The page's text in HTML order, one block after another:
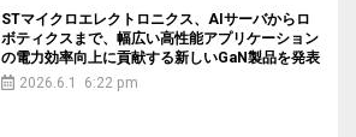
STマイクロエレクトロニクス、AIサーバからロ
ボティクスまで、幅広い高性能アプリケーション
の電力効率向上に貢献する新しいGaN製品を発表
2026.6.1 6:22 pm